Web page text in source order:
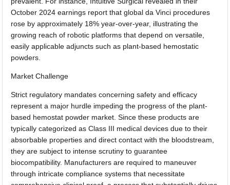
October 2024 earnings report that global da Vinci procedures
rose by approximately 18% year-over-year, illustrating the
growing reach of robotic platforms that depend on versatile,
easily applicable adjuncts such as plant-based hemostatic
powders.
Market Challenge
Strict regulatory mandates concerning safety and efficacy
represent a major hurdle impeding the progress of the plant-
based hemostat powder market. Since these products are
typically categorized as Class III medical devices due to their
absorbable properties and direct contact with the bloodstream,
they are subject to intense scrutiny to guarantee
biocompatibility. Manufacturers are required to maneuver
through intricate compliance systems that necessitate